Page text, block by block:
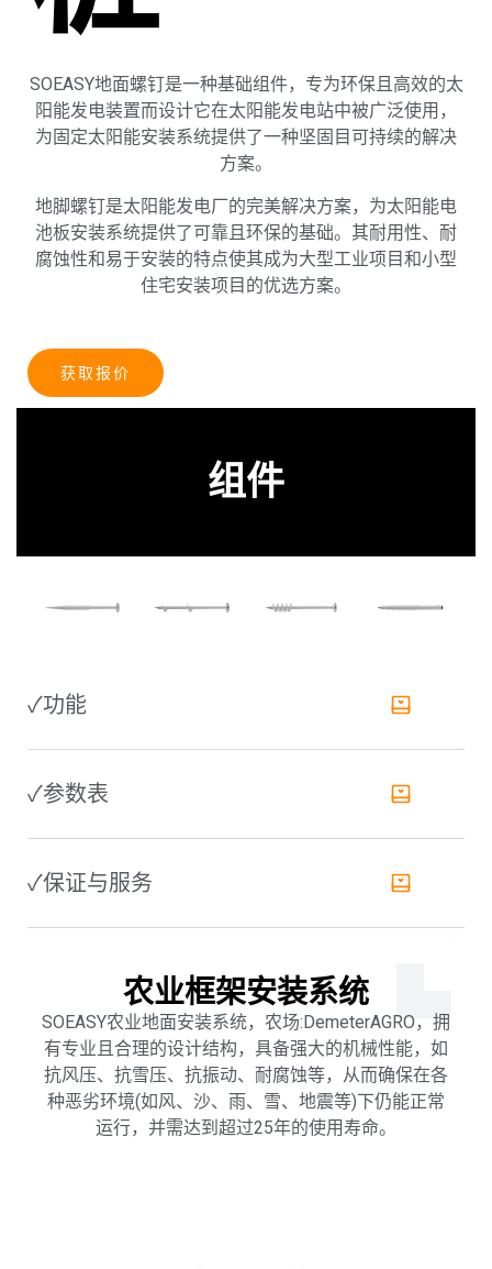
SOEASY地面螺钉是一种基础组件，专为环保且高效的太
阳能发电装置而设计它在太阳能发电站中被广泛使用，
为固定太阳能安装系统提供了一种坚固目可持续的解决
方案。
地脚螺钉是太阳能发电厂的完美解决方案，为太阳能电
池板安装系统提供了可靠且环保的基础。其耐用性、耐
腐蚀性和易于安装的特点使其成为大型工业项目和小型
住宅安装项目的优选方案。
获取报价
组件
✓功能
✓参数表
✓保证与服务
农业框架安装系统
SOEASY农业地面安装系统，农场:DemeterAGRO，拥
有专业且合理的设计结构，具备强大的机械性能，如
抗风压、抗雪压、抗振动、耐腐蚀等，从而确保在各
种恶劣环境(如风、沙、雨、雪、地震等)下仍能正常
运行，并需达到超过25年的使用寿命。